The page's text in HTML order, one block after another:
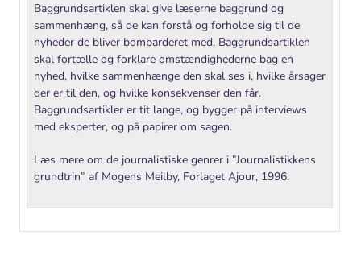
Baggrundsartiklen skal give læserne baggrund og
sammenhæng, så de kan forstå og forholde sig til de
nyheder de bliver bombarderet med. Baggrundsartiklen
skal fortælle og forklare omstændighederne bag en
nyhed, hvilke sammenhænge den skal ses i, hvilke årsager
der er til den, og hvilke konsekvenser den får.
Baggrundsartikler er tit lange, og bygger på interviews
med eksperter, og på papirer om sagen.
Læs mere om de journalistiske genrer i ”Journalistikkens
grundtrin” af Mogens Meilby, Forlaget Ajour, 1996.